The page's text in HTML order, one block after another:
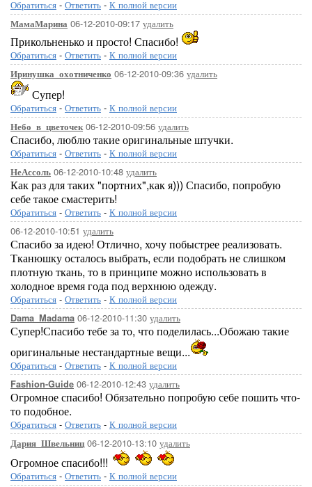
Обратиться - Ответить - К полной версии
МамаМарина 06-12-2010-09:17 удалить
Прикольненько и просто! Спасибо!
Обратиться - Ответить - К полной версии
Иринушка_охотниченко 06-12-2010-09:36 удалить
Супер!
Обратиться - Ответить - К полной версии
Небо_в_цветочек06-12-2010-09:56 удалить
Спасибо, люблю такие оригинальные штучки.
Обратиться - Ответить - К полной версии
НеАссоль 06-12-2010-10:48 удалить
Как раз для таких "портних",как я))) Спасибо, попробую
себе такое смастерить!
Обратиться - Ответить - К полной версии
06-12-2010-10:51 удалить
Спасибо за идею! Отлично, хочу побыстрее реализовать.
Тканюшку осталось выбрать, если подобрать не слишком
плотную ткань, то в принципе можно использовать в
холодное время года под верхнюю одежду.
Обратиться - Ответить - К полной версии
Dama_Madama 06-12-2010-11:30 удалить
Супер!Спасибо тебе за то, что поделилась...Обожаю такие
оригинальные нестандартные вещи...
Обратиться - Ответить - К полной версии
Fashion-Guide 06-12-2010-12:43 удалить
Огромное спасибо! Обязательно попробую себе пошить что-
то подобное.
Обратиться - Ответить - К полной версии
Дария_Швельниц 06-12-2010-13:10 удалить
Огромное спасибо!!!
Обратиться - Ответить - К полной версии